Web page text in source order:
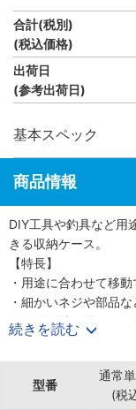
合計(税別)
(税込価格)
出荷日
(参考出荷日)
基本スペック
商品情報
DIY工具や釣具など用
きる収納ケース。
【特長】
・用途に合わせて移動
・細かいネジや部品
・移動、持ち運びに便
・PS-360はNTボック
サイズに2個並べて積
・PS-400はNTボッ
イズに積み重ね可能。
続きを読む
型番
通常
(税